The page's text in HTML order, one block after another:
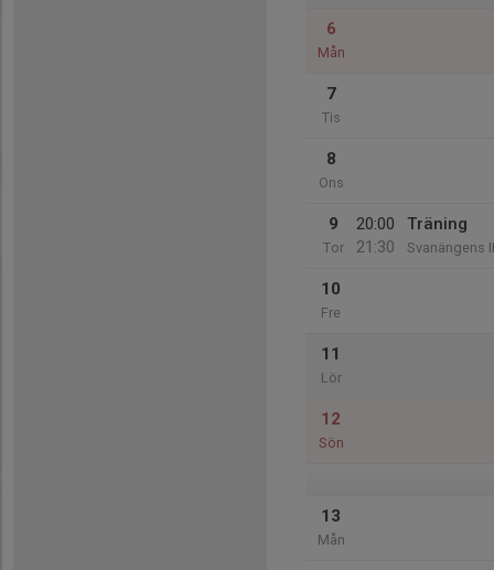
6
Mån
7
Tis
8
Ons
9
Tor
20:00
21:30
Träning
Svanängens
10
Fre
11
Lör
12
Sön
13
Mån